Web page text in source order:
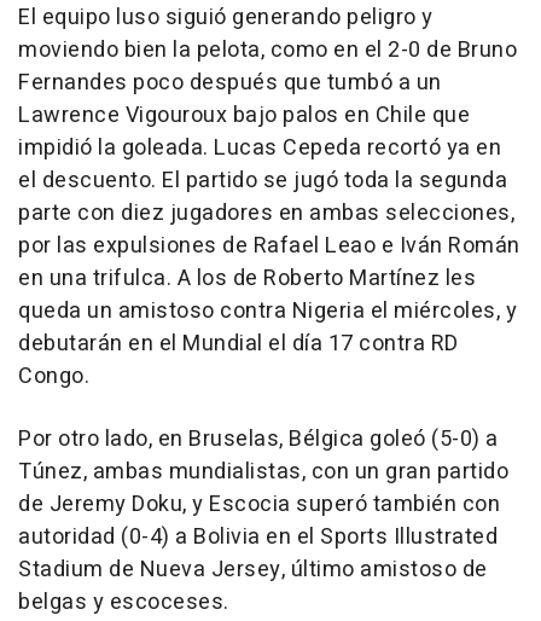
El equipo luso siguió generando peligro y
moviendo bien la pelota, como en el 2-0 de Bruno
Fernandes poco después que tumbó a un
Lawrence Vigouroux bajo palos en Chile que
impidió la goleada. Lucas Cepeda recortó ya en
el descuento. El partido se jugó toda la segunda
parte con diez jugadores en ambas selecciones,
por las expulsiones de Rafael Leao e Iván Román
en una trifulca. A los de Roberto Martínez les
queda un amistoso contra Nigeria el miércoles, y
debutarán en el Mundial el día 17 contra RD
Congo.
Por otro lado, en Bruselas, Bélgica goleó (5-0) a
Túnez, ambas mundialistas, con un gran partido
de Jeremy Doku, y Escocia superó también con
autoridad (0-4) a Bolivia en el Sports Illustrated
Stadium de Nueva Jersey, último amistoso de
belgas y escoceses.